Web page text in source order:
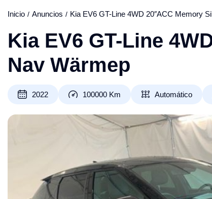
Inicio Anuncios Kia EV6 GT-Line 4WD 20″ACC Memory
Kia EV6 GT-Line
Nav Wärmep
2022 100000 Km Automático